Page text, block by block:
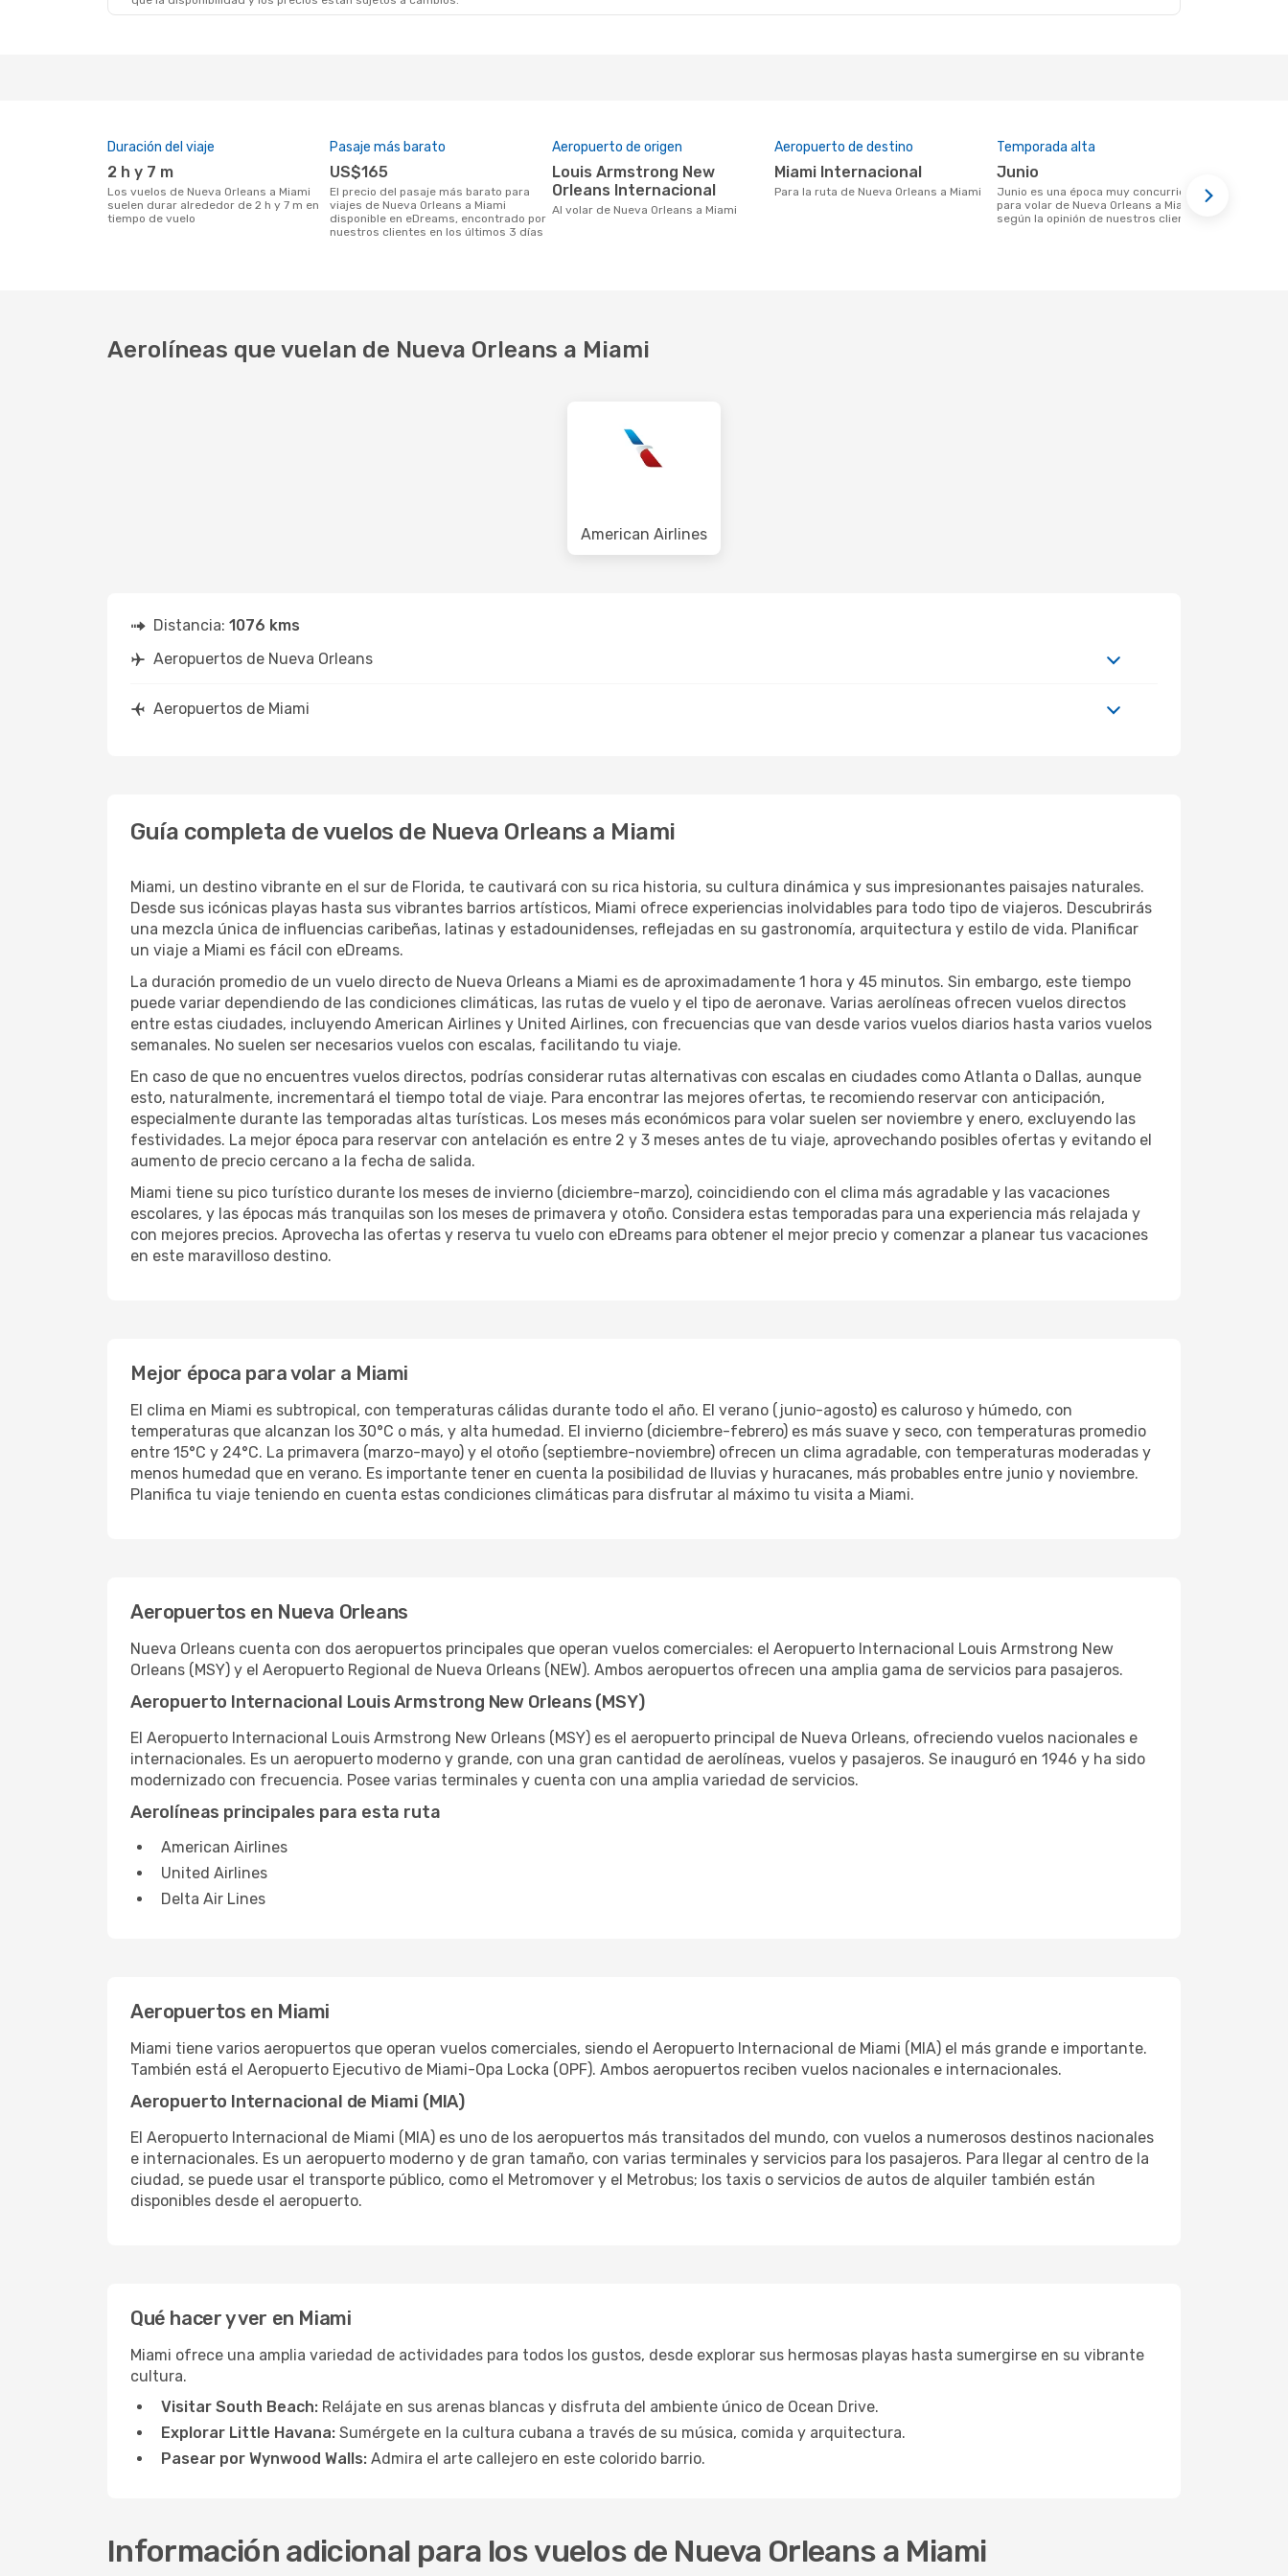
Duración del viaje
2 h y 7 m
Los vuelos de Nueva Orleans a Miami
suelen durar alrededor de 2 h y 7 m en
tiempo de vuelo
Pasaje más barato
US$165
El precio del pasaje más barato para
viajes de Nueva Orleans a Miami
disponible en eDreams, encontrado por
nuestros clientes en los últimos 3 días
Aeropuerto de origen
Louis Armstrong New
Orleans Internacional
Al volar de Nueva Orleans a Miami
Aeropuerto de destino
Miami Internacional
Para la ruta de Nueva Orleans a Miami
Temporada alta
junio
junio es una época muy concurrida
para volar de Nueva Orleans a Miami
según la opinión de nuestros clientes
Aerolíneas que vuelan de Nueva Orleans a Miami
American Airlines
Distancia: 1076 kms
Aeropuertos de Nueva Orleans
Aeropuertos de Miami
Guía completa de vuelos de Nueva Orleans a Miami
Miami, un destino vibrante en el sur de Florida, te cautivará con su rica historia, su cultura dinámica y sus impresionantes paisajes naturales.
Desde sus icónicas playas hasta sus vibrantes barrios artísticos, Miami ofrece experiencias inolvidables para todo tipo de viajeros. Descubrirás
una mezcla única de influencias caribeñas, latinas y estadounidenses, reflejadas en su gastronomía, arquitectura y estilo de vida. Planificar
un viaje a Miami es fácil con eDreams.
La duración promedio de un vuelo directo de Nueva Orleans a Miami es de aproximadamente 1 hora y 45 minutos. Sin embargo, este tiempo
puede variar dependiendo de las condiciones climáticas, las rutas de vuelo y el tipo de aeronave. Varias aerolíneas ofrecen vuelos directos
entre estas ciudades, incluyendo American Airlines y United Airlines, con frecuencias que van desde varios vuelos diarios hasta varios vuelos
semanales. No suelen ser necesarios vuelos con escalas, facilitando tu viaje.
En caso de que no encuentres vuelos directos, podrías considerar rutas alternativas con escalas en ciudades como Atlanta o Dallas, aunque
esto, naturalmente, incrementará el tiempo total de viaje. Para encontrar las mejores ofertas, te recomiendo reservar con anticipación,
especialmente durante las temporadas altas turísticas. Los meses más económicos para volar suelen ser noviembre y enero, excluyendo las
festividades. La mejor época para reservar con antelación es entre 2 y 3 meses antes de tu viaje, aprovechando posibles ofertas y evitando el
aumento de precio cercano a la fecha de salida.
Miami tiene su pico turístico durante los meses de invierno (diciembre-marzo), coincidiendo con el clima más agradable y las vacaciones
escolares, y las épocas más tranquilas son los meses de primavera y otoño. Considera estas temporadas para una experiencia más relajada y
con mejores precios. Aprovecha las ofertas y reserva tu vuelo con eDreams para obtener el mejor precio y comenzar a planear tus vacaciones
en este maravilloso destino.
Mejor época para volar a Miami
El clima en Miami es subtropical, con temperaturas cálidas durante todo el año. El verano (junio-agosto) es caluroso y húmedo, con
temperaturas que alcanzan los 30°C o más, y alta humedad. El invierno (diciembre-febrero) es más suave y seco, con temperaturas promedio
entre 15°C y 24°C. La primavera (marzo-mayo) y el otoño (septiembre-noviembre) ofrecen un clima agradable, con temperaturas moderadas y
menos humedad que en verano. Es importante tener en cuenta la posibilidad de lluvias y huracanes, más probables entre junio y noviembre.
Planifica tu viaje teniendo en cuenta estas condiciones climáticas para disfrutar al máximo tu visita a Miami.
Aeropuertos en Nueva Orleans
Nueva Orleans cuenta con dos aeropuertos principales que operan vuelos comerciales: el Aeropuerto Internacional Louis Armstrong New
Orleans (MSY) y el Aeropuerto Regional de Nueva Orleans (NEW). Ambos aeropuertos ofrecen una amplia gama de servicios para pasajeros.
Aeropuerto Internacional Louis Armstrong New Orleans (MSY)
El Aeropuerto Internacional Louis Armstrong New Orleans (MSY) es el aeropuerto principal de Nueva Orleans, ofreciendo vuelos nacionales e
internacionales. Es un aeropuerto moderno y grande, con una gran cantidad de aerolíneas, vuelos y pasajeros. Se inauguró en 1946 y ha sido
modernizado con frecuencia. Posee varias terminales y cuenta con una amplia variedad de servicios.
Aerolíneas principales para esta ruta
American Airlines
United Airlines
Delta Air Lines
Aeropuertos en Miami
Miami tiene varios aeropuertos que operan vuelos comerciales, siendo el Aeropuerto Internacional de Miami (MIA) el más grande e importante.
También está el Aeropuerto Ejecutivo de Miami-Opa Locka (OPF). Ambos aeropuertos reciben vuelos nacionales e internacionales.
Aeropuerto Internacional de Miami (MIA)
El Aeropuerto Internacional de Miami (MIA) es uno de los aeropuertos más transitados del mundo, con vuelos a numerosos destinos nacionales
e internacionales. Es un aeropuerto moderno y de gran tamaño, con varias terminales y servicios para los pasajeros. Para llegar al centro de la
ciudad, se puede usar el transporte público, como el Metromover y el Metrobus; los taxis o servicios de autos de alquiler también están
disponibles desde el aeropuerto.
Qué hacer y ver en Miami
Miami ofrece una amplia variedad de actividades para todos los gustos, desde explorar sus hermosas playas hasta sumergirse en su vibrante
cultura.
Visitar South Beach: Relájate en sus arenas blancas y disfruta del ambiente único de Ocean Drive.
Explorar Little Havana: Sumérgete en la cultura cubana a través de su música, comida y arquitectura.
Pasear por Wynwood Walls: Admira el arte callejero en este colorido barrio.
Información adicional para los vuelos de Nueva Orleans a Miami